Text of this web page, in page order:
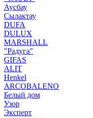
Аусбау
Сылактау
DUFA
DULUX
MARSHALL
"Радуга"
GIFAS
ALIT
Henkel
ARCOBALENO
Белый дом
Узор
Эксперт